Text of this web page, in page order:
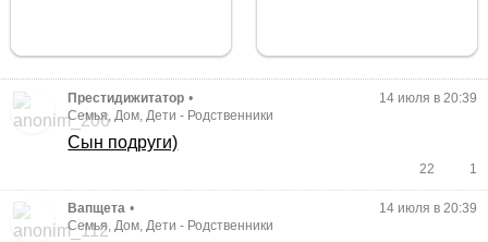
Престидижитатор •
14 июля в 20:39
Семья, Дом, Дети - Родственники
Сын подруги)
22 1
Вапщета •
14 июля в 20:39
Семья, Дом, Дети - Родственники